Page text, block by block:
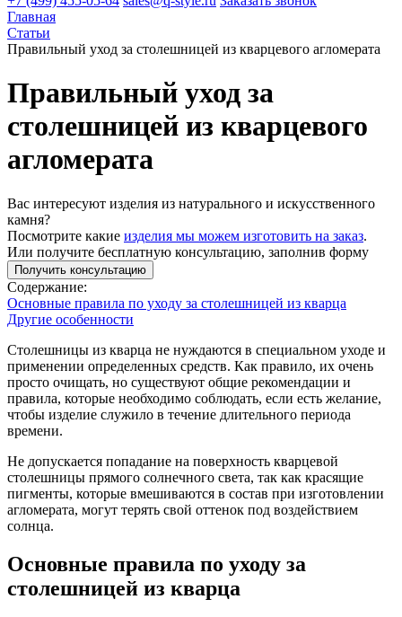
Главная
Статьи
Правильный уход за столешницей из кварцевого агломерата
Правильный уход за
столешницей из кварцевого
агломерата
Вас интересуют изделия из натурального и искусственного
камня?
Посмотрите какие изделия мы можем изготовить на заказ.
Или получите бесплатную консультацию, заполнив форму
Получить консультацию
Содержание:
Основные правила по уходу за столешницей из кварца
Другие особенности
Столешницы из кварца не нуждаются в специальном уходе и
применении определенных средств. Как правило, их очень
просто очищать, но существуют общие рекомендации и
правила, которые необходимо соблюдать, если есть желание,
чтобы изделие служило в течение длительного периода
времени.
Не допускается попадание на поверхность кварцевой
столешницы прямого солнечного света, так как красящие
пигменты, которые вмешиваются в состав при изготовлении
агломерата, могут терять свой оттенок под воздействием
солнца.
Основные правила по уходу за
столешницей из кварца